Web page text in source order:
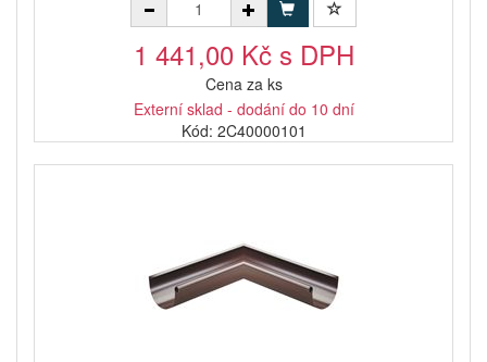
1 441,00 Kč s DPH
Cena za ks
Externí sklad - dodání do 10 dní
Kód: 2C40000101